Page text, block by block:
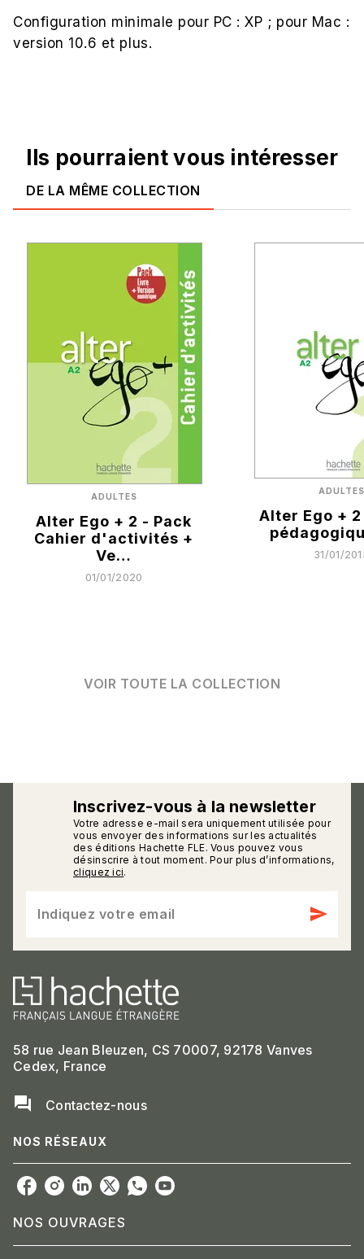
Configuration minimale pour PC : XP ; pour Mac :
version 10.6 et plus.
Ils pourraient vous intéresser
DE LA MÊME COLLECTION
ADULTES
Alter Ego + 2 - Pack
Cahier d'activités +
Ve…
01/01/2020
ADULTES
Alter Ego +
31/01/
VOIR TOUTE LA COLLECTION
Inscrivez-vous à la newsletter
Votre adresse e-mail sera uniquement utilisée pour
vous envoyer des informations sur les actualités
des éditions Hachette FLE. Vous pouvez vous
désinscrire à tout moment. Pour plus d’informations,
cliquez ici.
Indiquez votre email send
58 rue Jean Bleuzen, CS 70007, 92178 Vanves
Cedex, France
question_answer Contactez-nous
NOS RÉSEAUX
NOS OUVRAGES